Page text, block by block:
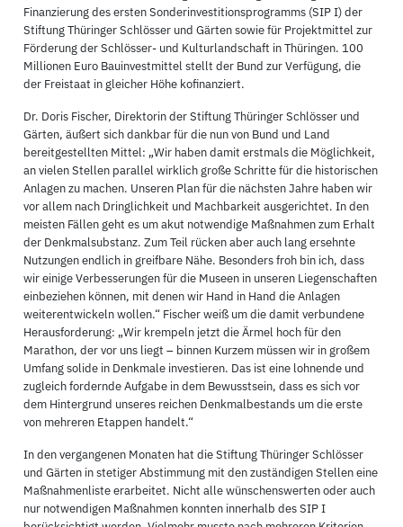
Finanzierung des ersten Sonderinvestitionsprogramms (SIP I) der
Stiftung Thüringer Schlösser und Gärten sowie für Projektmittel zur
Förderung der Schlösser- und Kulturlandschaft in Thüringen. 100
Millionen Euro Bauinvestmittel stellt der Bund zur Verfügung, die
der Freistaat in gleicher Höhe kofinanziert.
Dr. Doris Fischer, Direktorin der Stiftung Thüringer Schlösser und
Gärten, äußert sich dankbar für die nun von Bund und Land
bereitgestellten Mittel: „Wir haben damit erstmals die Möglichkeit,
an vielen Stellen parallel wirklich große Schritte für die historischen
Anlagen zu machen. Unseren Plan für die nächsten Jahre haben wir
vor allem nach Dringlichkeit und Machbarkeit ausgerichtet. In den
meisten Fällen geht es um akut notwendige Maßnahmen zum Erhalt
der Denkmalsubstanz. Zum Teil rücken aber auch lang ersehnte
Nutzungen endlich in greifbare Nähe. Besonders froh bin ich, dass
wir einige Verbesserungen für die Museen in unseren Liegenschaften
einbeziehen können, mit denen wir Hand in Hand die Anlagen
weiterentwickeln wollen.“ Fischer weiß um die damit verbundene
Herausforderung: „Wir krempeln jetzt die Ärmel hoch für den
Marathon, der vor uns liegt – binnen Kurzem müssen wir in großem
Umfang solide in Denkmale investieren. Das ist eine lohnende und
zugleich fordernde Aufgabe in dem Bewusstsein, dass es sich vor
dem Hintergrund unseres reichen Denkmalbestands um die erste
von mehreren Etappen handelt.“
In den vergangenen Monaten hat die Stiftung Thüringer Schlösser
und Gärten in stetiger Abstimmung mit den zuständigen Stellen eine
Maßnahmenliste erarbeitet. Nicht alle wünschenswerten oder auch
nur notwendigen Maßnahmen konnten innerhalb des SIP I